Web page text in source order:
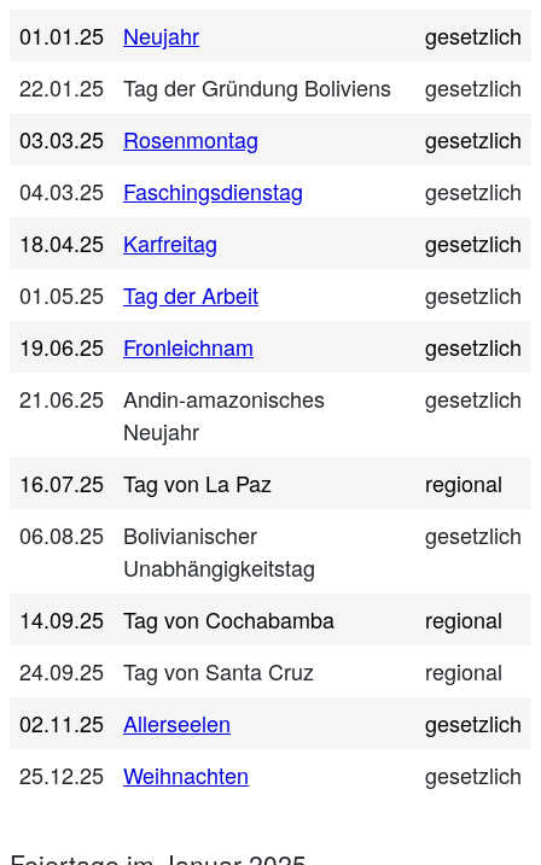
01.01.25
Neujahr
gesetzlich
22.01.25
Tag der Gründung Boliviens
gesetzlich
03.03.25
Rosenmontag
gesetzlich
04.03.25
Faschingsdienstag
gesetzlich
18.04.25
Karfreitag
gesetzlich
01.05.25
Tag der Arbeit
gesetzlich
19.06.25
Fronleichnam
gesetzlich
21.06.25
Andin-amazonisches
Neujahr
gesetzlich
16.07.25 Tag von La Paz
regional
06.08.25
Bolivianischer
Unabhängigkeitstag
gesetzlich
14.09.25 Tag von Cochabamba
regional
24.09.25
Tag von Santa Cruz
regional
02.11.25
Allerseelen
gesetzlich
25.12.25
Weihnachten gesetzlich